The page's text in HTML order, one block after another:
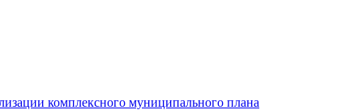
комплексного муниципального плана